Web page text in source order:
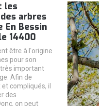
les
arbres
En Bessin
14400
être à l'origine
pour son
important
Afin de
compliqués, il
des
on peut